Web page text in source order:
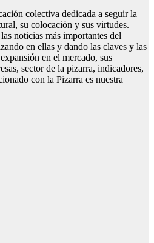
colectiva dedicada a seguir la
su colocación y sus virtudes.
noticias más importantes del
en ellas y dando las claves y las
en el mercado, sus
sector de la pizarra, indicadores,
con la Pizarra es nuestra